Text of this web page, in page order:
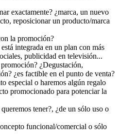
exactamente? ¿marca, un nuevo
reposicionar un producto/marca
la promoción?
integrada en un plan con más
publicidad en televisión...
¿Degustación,
¿es factible en el punto de venta?
especial o haremos algún regalo
promocionado para potenciar la
tener?, ¿de un sólo uso o
funcional/comercial o sólo